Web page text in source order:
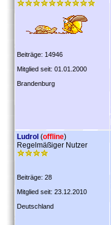
Beiträge: 14946
Mitglied seit: 01.01.2000
Brandenburg
Ludrol (offline)
Regelmäßiger Nutzer
Beiträge: 28
Mitglied seit: 23.12.2010
Deutschland